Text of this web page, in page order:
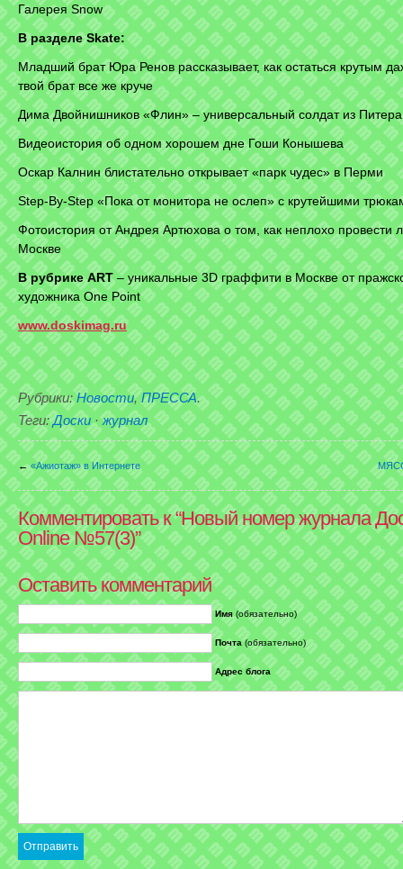
Галерея Snow
В разделе Skate:
Младший брат Юра Ренов рассказывает, как остаться крутым
твой брат все же круче
Дима Двойнишников «Флин» – универсальный солдат из Питера
Видеоистория об одном хорошем дне Гоши Конышева
Оскар Калнин блистательно открывает «парк чудес» в Перми
Step-By-Step «Пока от монитора не ослеп» с крутейшими
Фотоистория от Андрея Артюхова о том, как неплохо провести
Москве
В рубрике ART– уникальные 3D граффити в Москве от
художника One Point
www.doskimag.ru
Рубрики:Новости,ПРЕССА.
Теги:Доски·журнал
←«Ажиотаж» в Интернете
Комментировать к “Новый номер журнала
Оnline №57(3)”
Оставить комментарий
Имя (обязательно)
Почта(обязательно)
Адрес блога